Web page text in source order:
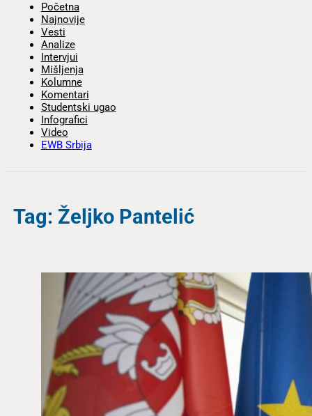
Početna
Najnovije
Vesti
Analize
Intervjui
Mišljenja
Kolumne
Komentari
Studentski ugao
Infografici
Video
EWB Srbija
Tag: Željko Pantelić